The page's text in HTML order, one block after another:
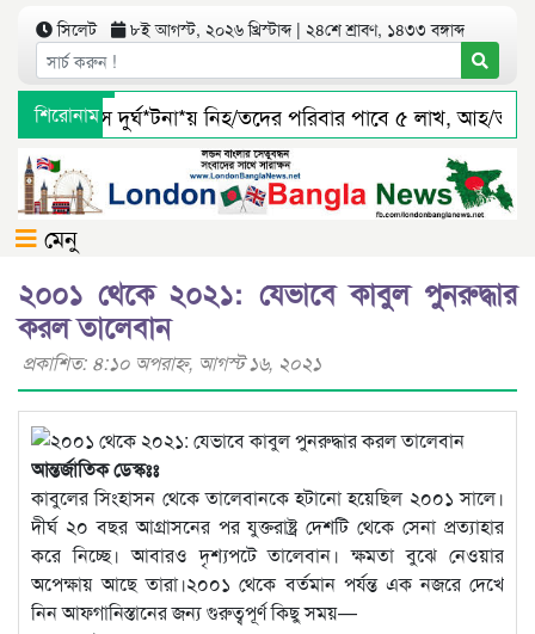
সিলেট ৮ই আগস্ট, ২০২৬ খ্রিস্টাব্দ | ২৪শে শ্রাবণ, ১৪৩৩ বঙ্গাব্দ
শিরোনামবাস দুর্ঘ*টনা*য় নিহ/তদের পরিবার পাবে ৫ লাখ, আহ/তরাও
সারী ৩ বালু মহালে অবৈধ ভাবে বালু উত্তোলনের সত্যতা
মেনু
২০০১ থেকে ২০২১: যেভাবে কাবুল পুনরুদ্ধার
করল তালেবান
প্রকাশিত: ৪:১০ অপরাহ্ণ, আগস্ট ১৬, ২০২১
আন্তর্জাতিক ডেস্কঃঃ
কাবুলের সিংহাসন থেকে তালেবানকে হটানো হয়েছিল ২০০১ সালে।
দীর্ঘ ২০ বছর আগ্রাসনের পর যুক্তরাষ্ট্র দেশটি থেকে সেনা প্রত্যাহার
করে নিচ্ছে। আবারও দৃশ্যপটে তালেবান। ক্ষমতা বুঝে নেওয়ার
অপেক্ষায় আছে তারা।২০০১ থেকে বর্তমান পর্যন্ত এক নজরে দেখে
নিন আফগানিস্তানের জন্য গুরুত্বপূর্ণ কিছু সময়—